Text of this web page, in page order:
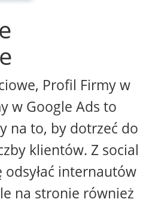
Profil Firmy w
w Google Ads to
na to, by dotrzeć do
klientów. Z social
odsyłać internautów
na stronie również